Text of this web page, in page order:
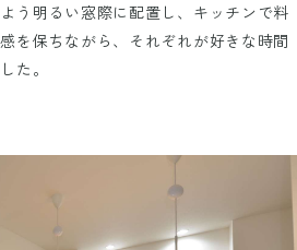
う明るい窓際に配置し、キッチンで料
を保ちながら、それぞれが好きな時間
た。